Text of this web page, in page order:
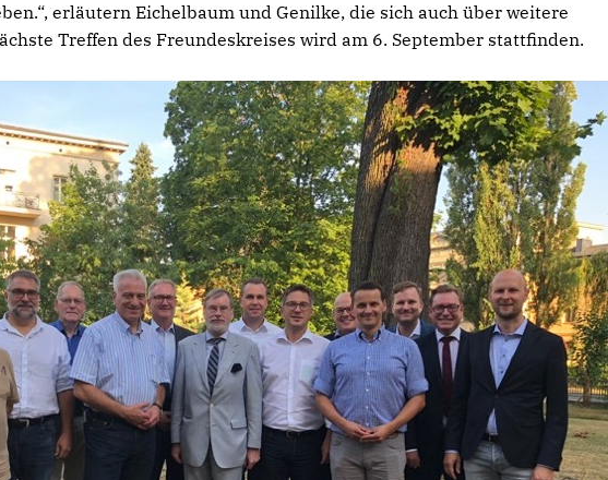
erläutern Eichelbaum und Genilke, die sich auch über weitere
Treffen des Freundeskreises wird am 6. September stattfinden.